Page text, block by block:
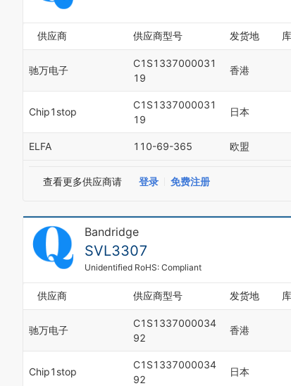
供应商 供应商型号 发货地
驰万电子
C1S1337000031
19
香港
Chip1stop
C1S1337000031
19
日本
ELFA 110-69-365 欧盟
查看更多供应商请 登录 免费注册
Bandridge
SVL3307
Unidentified RoHS: Compliant
供应商 供应商型号 发货地
驰万电子
C1S1337000034
92
香港
Chip1stop
C1S1337000034
92
日本